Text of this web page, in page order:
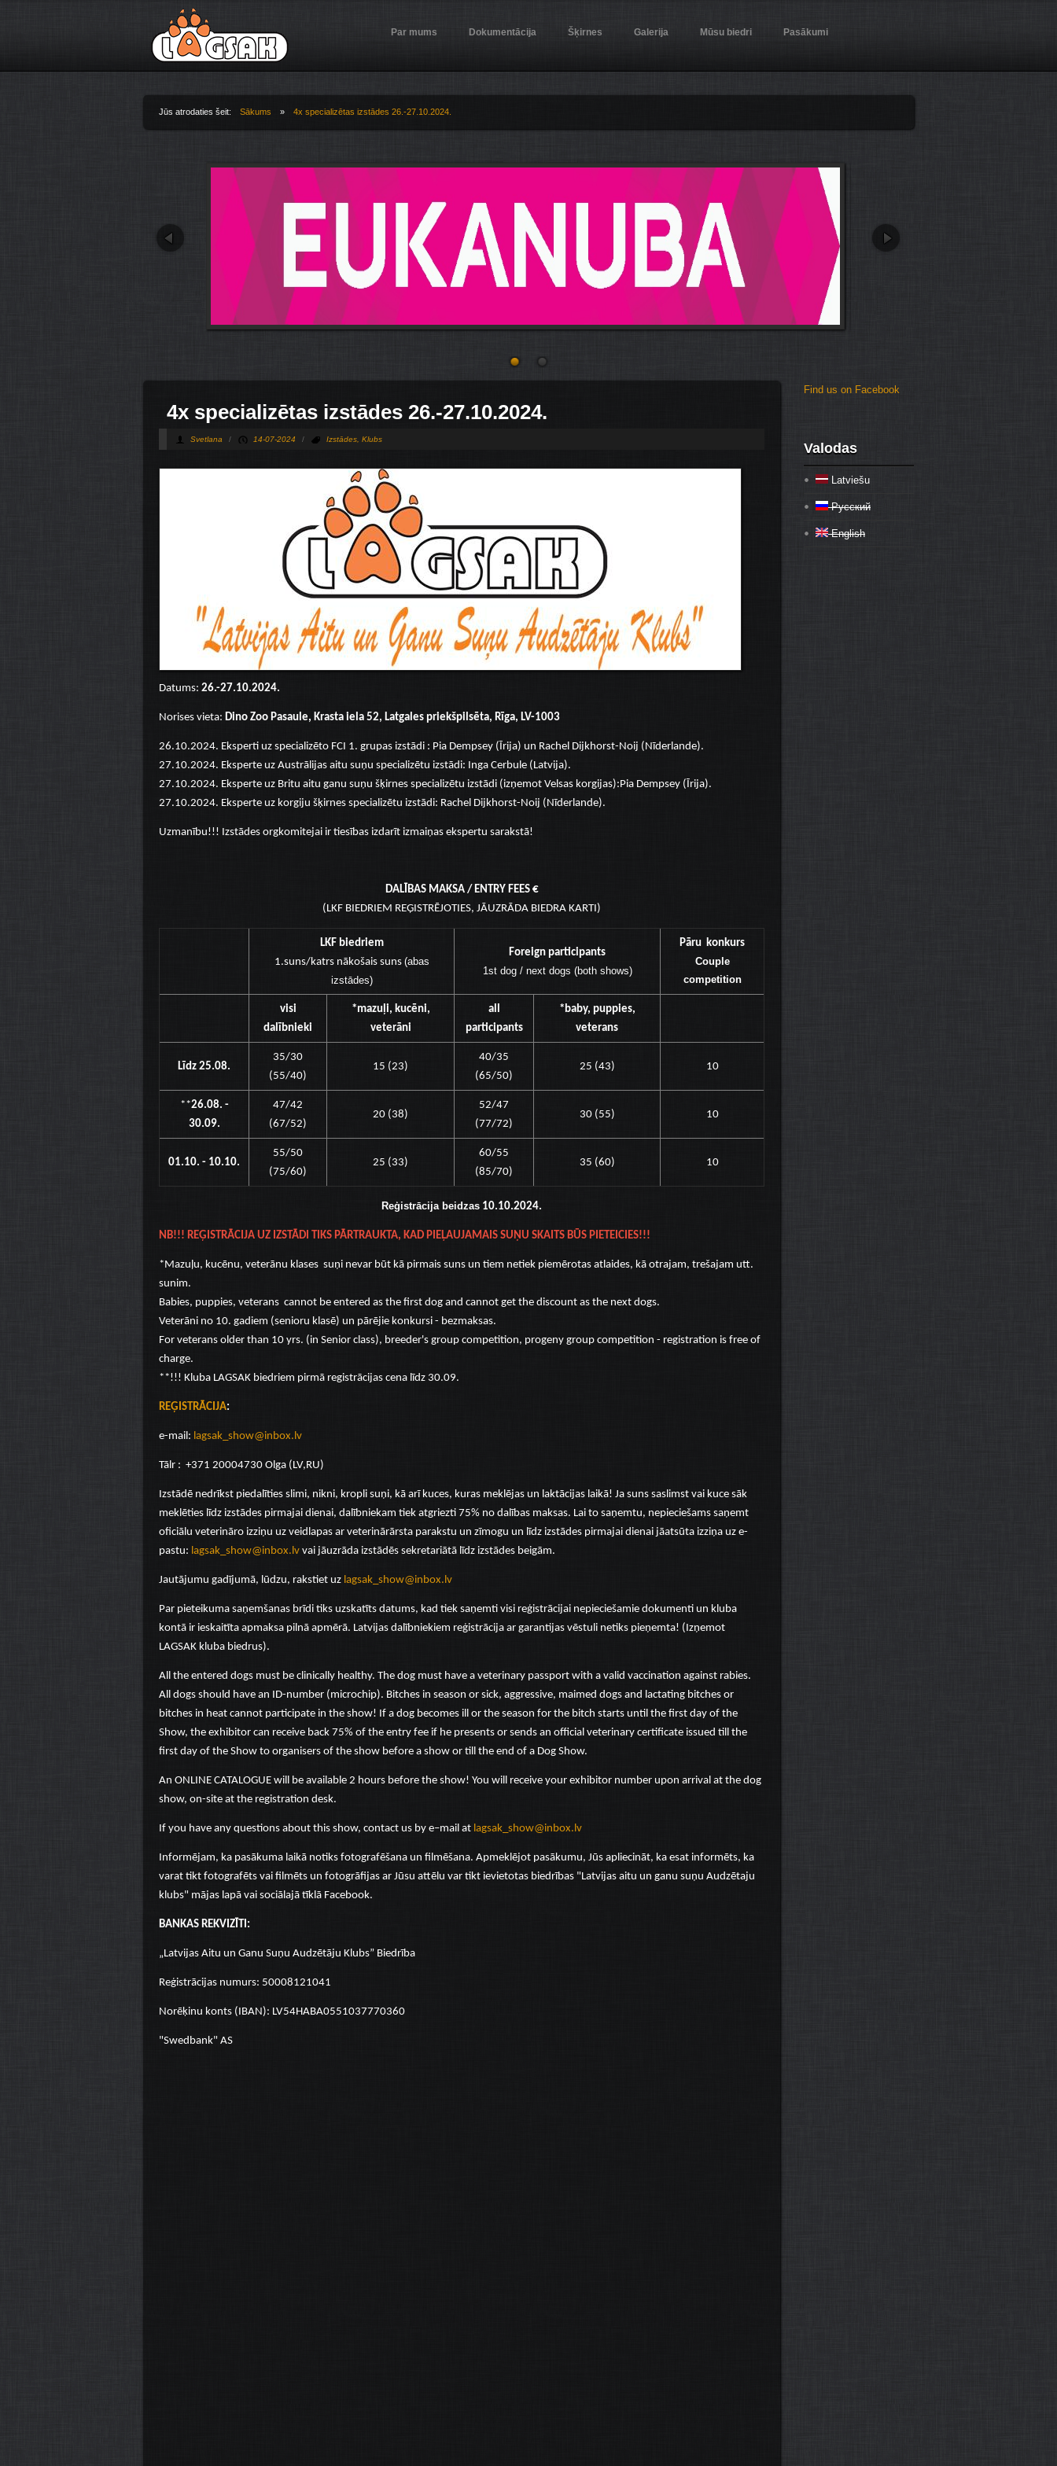
Par mums Dokumentācija Šķirnes Galerija Mūsu biedri Pasākumi
Jūs atrodaties šeit:
Jūs atrodaties šeit
Sākums » 4х specializētas izstādes 26.-27.10.2024.
4х specializētas izstādes 26.-27.10.2024.
Svetlana / 14-07-2024 / Izstādes Klubs
Datums: 26.-27.10.2024.
Norises vieta: Dino Zoo Pasaule, Krasta iela 52, Latgales priekšpilsēta, Rīga, LV-1003
26.10.2024. Eksperti uz specializēto FCI 1. grupas izstādi : Pia Dempsey (Īrija) un Rachel Dijkhorst-Noij (Nīderlande).
27.10.2024. Eksperte uz Austrālijas aitu suņu specializētu izstādi: Inga Cerbule (Latvija).
27.10.2024. Eksperte uz Britu aitu ganu suņu šķirnes specializētu izstādi (izņemot Velsas korgijas):Pia Dempsey (Īrija).
27.10.2024. Eksperte uz korgiju šķirnes specializētu izstādi: Rachel Dijkhorst-Noij (Nīderlande).
Uzmanību!!! Izstādes orgkomitejai ir tiesības izdarīt izmaiņas ekspertu sarakstā!
DALĪBAS MAKSA / ENTRY FEES €
(LKF BIEDRIEM REĢISTRĒJOTIES, JĀUZRĀDA BIEDRA KARTI)
LKF biedriem
1.suns/katrs nākošais suns (abas
izstādes)
Foreign participants
1st dog / next dogs (both shows)
Pāru konkurs
Couple
competition
visi
dalībnieki
*mazuļi, kucēni,
veterāni
all
participants
*baby, puppies,
veterans
Līdz 25.08.
35/30
(55/40)
15 (23)
40/35
(65/50)
25 (43) 10
**26.08. -
30.09.
47/42
(67/52)
20 (38)
52/47
(77/72)
30 (55) 10
01.10. - 10.10.
55/50
(75/60)
25 (33)
60/55
(85/70)
35 (60) 10
Reģistrācija beidzas 10.10.2024.
NB!!! REĢISTRĀCIJA UZ IZSTĀDI TIKS PĀRTRAUKTA, KAD PIEĻAUJAMAIS SUŅU SKAITS BŪS PIETEICIES!!!
*Mazuļu, kucēnu, veterānu klases suņi nevar būt kā pirmais suns un tiem netiek piemērotas atlaides, kā otrajam, trešajam utt.
sunim.
Babies, puppies, veterans cannot be entered as the first dog and cannot get the discount as the next dogs.
Veterāni no 10. gadiem (senioru klasē) un pārējie konkursi - bezmaksas.
For veterans older than 10 yrs. (in Senior class), breeder's group competition, progeny group competition - registration is free of
charge.
**!!! Kluba LAGSAK biedriem pirmā registrācijas cena līdz 30.09.
REĢISTRĀCIJA:
e-mail: lagsak_show@inbox.lv
Tālr : +371 20004730 Olga (LV,RU)
Izstādē nedrīkst piedalīties slimi, nikni, kropli suņi, kā arī kuces, kuras meklējas un laktācijas laikā! Ja suns saslimst vai kuce sāk
meklēties līdz izstādes pirmajai dienai, dalībniekam tiek atgriezti 75% no dalības maksas. Lai to saņemtu, nepieciešams saņemt
oficiālu veterināro izziņu uz veidlapas ar veterinārārsta parakstu un zīmogu un līdz izstādes pirmajai dienai jāatsūta izziņa uz e-
pastu: lagsak_show@inbox.lv vai jāuzrāda izstādēs sekretariātā līdz izstādes beigām.
Jautājumu gadījumā, lūdzu, rakstiet uz lagsak_show@inbox.lv
Par pieteikuma saņemšanas brīdi tiks uzskatīts datums, kad tiek saņemti visi reģistrācijai nepieciešamie dokumenti un kluba
kontā ir ieskaitīta apmaksa pilnā apmērā. Latvijas dalībniekiem reģistrācija ar garantijas vēstuli netiks pieņemta! (Izņemot
LAGSAK kluba biedrus).
All the entered dogs must be clinically healthy. The dog must have a veterinary passport with a valid vaccination against rabies.
All dogs should have an ID-number (microchip). Bitches in season or sick, aggressive, maimed dogs and lactating bitches or
bitches in heat cannot participate in the show! If a dog becomes ill or the season for the bitch starts until the first day of the
Show, the exhibitor can receive back 75% of the entry fee if he presents or sends an official veterinary certificate issued till the
first day of the Show to organisers of the show before a show or till the end of a Dog Show.
An ONLINE CATALOGUE will be available 2 hours before the show! You will receive your exhibitor number upon arrival at the dog
show, on-site at the registration desk.
If you have any questions about this show, contact us by e–mail at lagsak_show@inbox.lv
Informējam, ka pasākuma laikā notiks fotografēšana un filmēšana. Apmeklējot pasākumu, Jūs apliecināt, ka esat informēts, ka
varat tikt fotografēts vai filmēts un fotogrāfijas ar Jūsu attēlu var tikt ievietotas biedrības "Latvijas aitu un ganu suņu Audzētaju
klubs" mājas lapā vai sociālajā tīklā Facebook.
BANKAS REKVIZĪTI:
„Latvijas Aitu un Ganu Suņu Audzētāju Klubs” Biedrība
Reģistrācijas numurs: 50008121041
Norēķinu konts (IBAN): LV54HABA0551037770360
"Swedbank" AS
Find us on Facebook
Valodas
Latviešu
Русский
English